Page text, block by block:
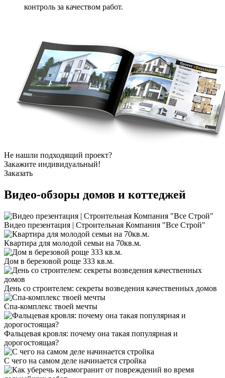
контроль за качеством работ.
Не нашли подходящий проект?
Закажите индивидуальный!
Заказать
Видео-обзоры домов и коттеджей
Видео презентация | Строительная Компания "Все Строй"
Квартира для молодой семьи на 70кв.м.
Дом в березовой роще 333 кв.м.
День со строителем: секреты возведения качественных домов
Спа-комплекс твоей мечты
Фальцевая кровля: почему она такая популярная и
дорогостоящая?
С чего на самом деле начинается стройка